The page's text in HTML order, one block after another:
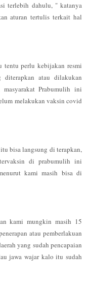
terlebih dahulu, " katanya
aturan tertulis terkait hal
tentu perlu kebijakan resmi
diterapkan atau dilakukan
Prabumulih ini
melakukan vaksin covid
bisa langsung di terapkan,
di prabumulih ini
kami masih bisa di
kami mungkin masih 15
atau pemberlakuan
yang sudah pencapaian
jawa wajar kalo itu sudah